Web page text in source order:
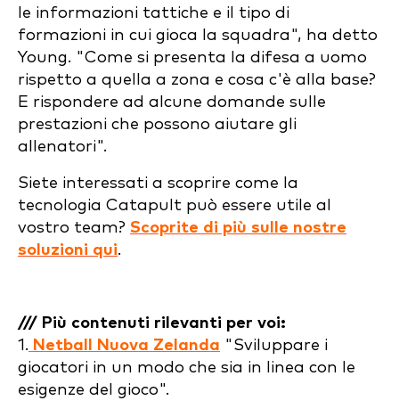
le informazioni tattiche e il tipo di
formazioni in cui gioca la squadra", ha detto
Young. "Come si presenta la difesa a uomo
rispetto a quella a zona e cosa c'è alla base?
E rispondere ad alcune domande sulle
prestazioni che possono aiutare gli
allenatori".
Siete interessati a scoprire come la
tecnologia Catapult può essere utile al
vostro team? Scoprite di più sulle nostre
soluzioni qui.
/// Più contenuti rilevanti per voi:
1. Netball Nuova Zelanda "Sviluppare i
giocatori in un modo che sia in linea con le
esigenze del gioco".